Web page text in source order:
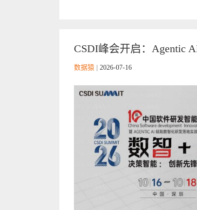
CSDI峰会开启：Agentic
数据猿 2026-07-16